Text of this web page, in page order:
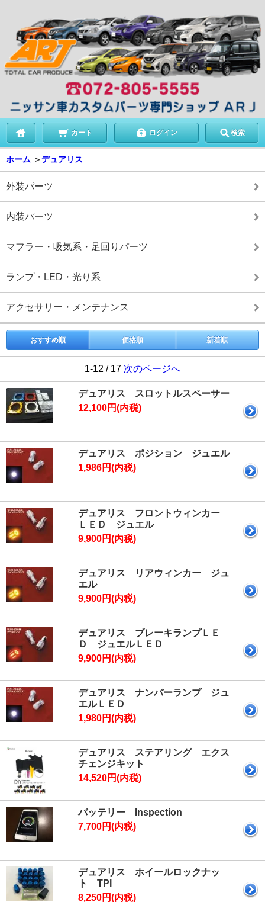
カート ログイン 検索
ホーム ＞デュアリス
外装パーツ
内装パーツ
マフラー・吸気系・足回りパーツ
ランプ・LED・光り系
アクセサリー・メンテナンス
おすすめ順 価格順 新着順
1-12 / 17 次のページへ
デュアリス スロットルスペーサー
12,100円(内税)
デュアリス ポジション ジュエル
1,986円(内税)
デュアリス フロントウィンカー
ＬＥＤ ジュエル
9,900円(内税)
デュアリス リアウィンカー ジュ
エル
9,900円(内税)
デュアリス ブレーキランプＬＥ
Ｄ ジュエルＬＥＤ
9,900円(内税)
デュアリス ナンバーランプ ジュ
エルＬＥＤ
1,980円(内税)
デュアリス ステアリング エクス
チェンジキット
14,520円(内税)
バッテリー Inspection
7,700円(内税)
デュアリス ホイールロックナッ
ト TPI
8,250円(内税)